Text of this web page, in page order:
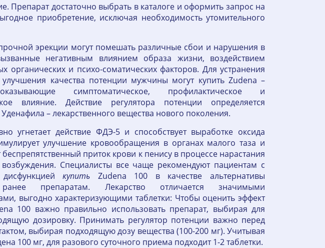
Препарат достаточно выбрать в каталоге и оформить запрос на
приобретение, исключая необходимость утомительного
эрекции могут помешать различные сбои и нарушения в
негативным влиянием образа жизни, воздействием
органических и психо-соматических факторов. Для устранения
качества потенции мужчины могут купить Zudena –
симптоматическое, профилактическое и
влияние. Действие регулятора потенции определяется
– лекарственного вещества нового поколения.
угнетает действие ФДЭ-5 и способствует выработке оксида
улучшение кровообращения в органах малого таза и
приток крови к пенису в процессе нарастания
возбуждения. Специалисты все чаще рекомендуют пациентам с
дисфункциейкупить Zudena 100 в качестве альтернативы
препаратам. Лекарство отличается значимыми
выгодно характеризующими таблетки: Чтобы оценить эффект
100 важно правильно использовать препарат, выбирая для
дозировку. Принимать регулятор потенции важно перед
выбирая подходящую дозу вещества (100-200 мг). Учитывая
100 мг, для разового суточного приема подходит 1-2 таблетки.